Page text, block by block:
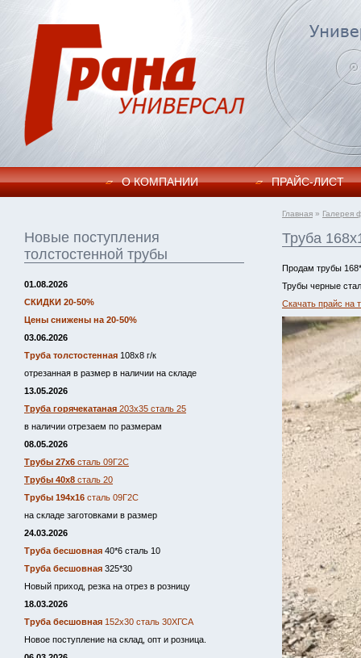
О КОМПАНИИ ПРАЙC-ЛИСТ
Новые поступления
толстостенной трубы
01.08.2026
СКИДКИ 20-50%
Цены снижены на 20-50%
03.06.2026
Труба толстостенная 108х8 г/к
отрезанная в размер в наличии на складе
13.05.2026
Труба горячекатаная 203х35 сталь 25
в наличии отрезаем по размерам
08.05.2026
Трубы 27х6 сталь 09Г2С
Трубы 40х8 сталь 20
Трубы 194х16 сталь 09Г2С
на складе заготовками в размер
24.03.2026
Труба бесшовная 40*6 сталь 10
Труба бесшовная 325*30
Новый приход, резка на отрез в розницу
18.03.2026
Труба бесшовная 152х30 сталь 30ХГСА
Новое поступление на склад, опт и розница.
Главная » Галерея
Труба
Продам трубы
Трубы черные
Скачать прайс на